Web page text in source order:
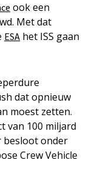
ook een
Met dat
ESA het ISS gaan
dat opnieuw
moest zetten.
van 100 miljard
besloot onder
Crew Vehicle